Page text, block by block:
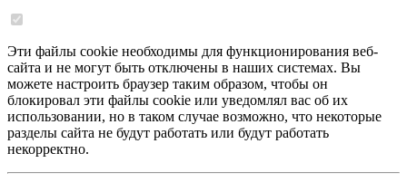
Эти файлы cookie необходимы для функционирования веб-
сайта и не могут быть отключены в наших системах. Вы
можете настроить браузер таким образом, чтобы он
блокировал эти файлы cookie или уведомлял вас об их
использовании, но в таком случае возможно, что некоторые
разделы сайта не будут работать или будут работать
некорректно.